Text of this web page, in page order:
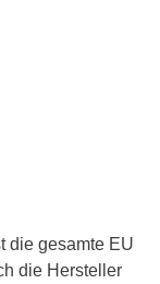
die gesamte EU
die Hersteller